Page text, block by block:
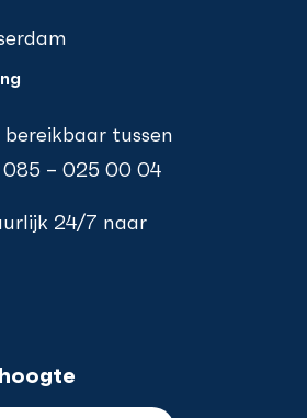
tussen
085 – 025 00 04
24/7 naar